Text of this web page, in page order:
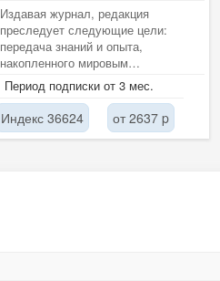
Издавая журнал, редакция
преследует следующие цели:
передача знаний и опыта,
накопленного мировым
сообществом и научными
школами университета; ...
Период подписки от 3 мес.
Индекс 36624 от 2637 p